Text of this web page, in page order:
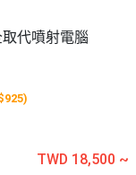
代噴射電腦
TWD 18,500 ~